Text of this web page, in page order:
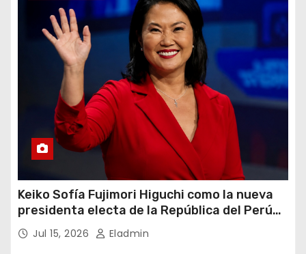
Keiko Sofía Fujimori Higuchi como la nueva
presidenta electa de la República del Perú
para el periodo constitucional 2026-2031
Jul 15, 2026 Eladmin